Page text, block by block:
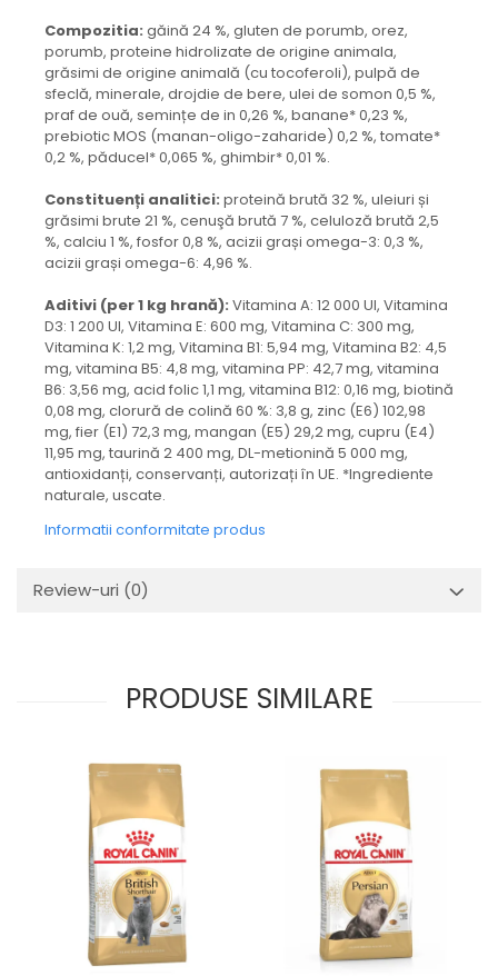
Compozitia: găină 24 %, gluten de porumb, orez,
porumb, proteine hidrolizate de origine animala,
grăsimi de origine animală (cu tocoferoli), pulpă de
sfeclă, minerale, drojdie de bere, ulei de somon 0,5 %,
praf de ouă, semințe de in 0,26 %, banane* 0,23 %,
prebiotic MOS (manan-oligo-zaharide) 0,2 %, tomate*
0,2 %, păducel* 0,065 %, ghimbir* 0,01 %.
Constituenți analitici: proteină brută 32 %, uleiuri și
grăsimi brute 21 %, cenuşă brută 7 %, celuloză brută 2,5
%, calciu 1 %, fosfor 0,8 %, acizii grași omega-3: 0,3 %,
acizii grași omega-6: 4,96 %.
Aditivi (per 1 kg hrană): Vitamina A: 12 000 UI, Vitamina
D3: 1 200 UI, Vitamina E: 600 mg, Vitamina C: 300 mg,
Vitamina K: 1,2 mg, Vitamina B1: 5,94 mg, Vitamina B2: 4,5
mg, vitamina B5: 4,8 mg, vitamina PP: 42,7 mg, vitamina
B6: 3,56 mg, acid folic 1,1 mg, vitamina B12: 0,16 mg, biotină
0,08 mg, clorură de colină 60 %: 3,8 g, zinc (E6) 102,98
mg, fier (E1) 72,3 mg, mangan (E5) 29,2 mg, cupru (E4)
11,95 mg, taurină 2 400 mg, DL-metionină 5 000 mg,
antioxidanți, conservanți, autorizați în UE. *Ingrediente
naturale, uscate.
Informatii conformitate produs
Review-uri (0)
PRODUSE SIMILARE